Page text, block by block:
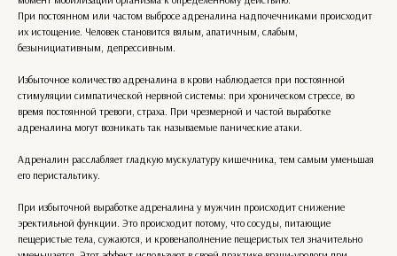
При постоянном или частом выбросе адреналина надпочечниками происходит
их истощение. Человек становится вялым, апатичным, слабым,
безынициативным, депрессивным.
Избыточное количество адреналина в крови наблюдается при постоянной
стимуляции симпатической нервной системы: при хроническом стрессе, во
время постоянной тревоги, страха. При чрезмерной и частой выработке
адреналина могут возникать так называемые панические атаки.
Адреналин расслабляет гладкую мускулатуру кишечника, тем самым уменьшая
его перистальтику.
При избыточной выработке адреналина у мужчин происходит снижение
эректильной функции. Это происходит потому, что сосуды, питающие
пещеристые тела, сужаются, и кровенаполнение пещеристых тел значительно